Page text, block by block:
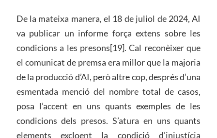
De la mateixa manera, el 18 de juliol de 2024, AI
va publicar un informe força extens sobre les
condicions a les presons[19]. Cal reconèixer que
el comunicat de premsa era millor que la majoria
de la producció d’AI, però altre cop, després d’una
esmentada menció del nombre total de casos,
posa l’accent en uns quants exemples de les
condicions dels presos. S’atura en uns quants
elements excloent la condició d’injustícia